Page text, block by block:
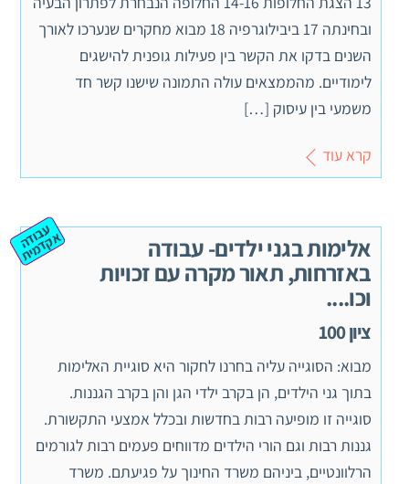
ובחינתה 17 ביבילוגרפיה 18 מבוא מחקרים שנערכו לאורך
השנים בדקו את הקשר בין פעילות גופנית להישגים
לימודיים. מהממצאים עולה התמונה שישנו קשר חד
משמעי בין עיסוק […]
קרא עוד
אלימות בגני ילדים- עבודה
באזרחות, תאור מקרה עם זכויות
וכו....
ציון 100
ע
ב
וד
ה
א
ק
ד
מ
ית
מבוא: הסוגייה עליה בחרנו לחקור היא סוגיית האלימות
בתוך גני הילדים, הן בקרב ילדי הגן והן בקרב הגננות.
סוגייה זו מופיעה רבות בחדשות ובכלל אמצעי התקשורת.
גננות רבות וגם הורי הילדים מדווחים פעמים רבות לגורמים
הרלוונטיים, ביניהם משרד החינוך על פגיעתם. משרד